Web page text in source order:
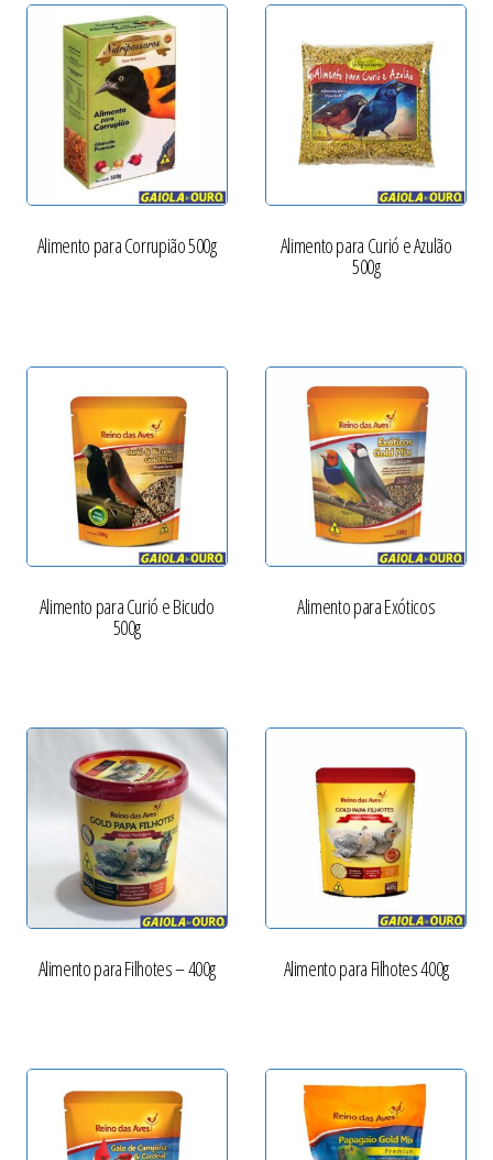
Alimento para Corrupião 500g Alimento para Curió e Azulão
500g
Alimento para Curió e Bicudo
500g
Alimento para Exóticos
Alimento para Filhotes – 400g Alimento para Filhotes 400g